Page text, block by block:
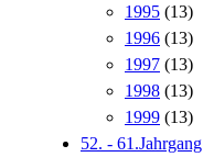
1995 (13)
1996 (13)
1997 (13)
1998 (13)
1999 (13)
52. - 61.Jahrgang